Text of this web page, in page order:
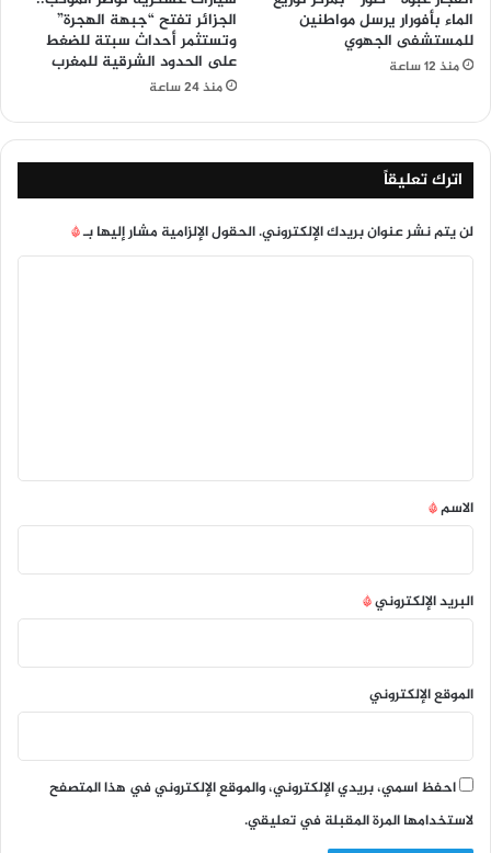
الماء بأفورار يرسل مواطنين
للمستشفى الجهوي
منذ 12 ساعة
الجزائر تفتح “جبهة الهجرة”
وتستثمر أحداث سبتة للضغط
على الحدود الشرقية للمغرب
منذ 24 ساعة
اترك تعليقاً
لن يتم نشر عنوان بريدك الإلكتروني.الحقول الإلزامية مشار إليها بـ*
*
الاسم*
البريد الإلكتروني*
الموقع الإلكتروني
احفظ اسمي، بريدي الإلكتروني، والموقع الإلكتروني في هذا المتصفح
لاستخدامها المرة المقبلة في تعليقي.